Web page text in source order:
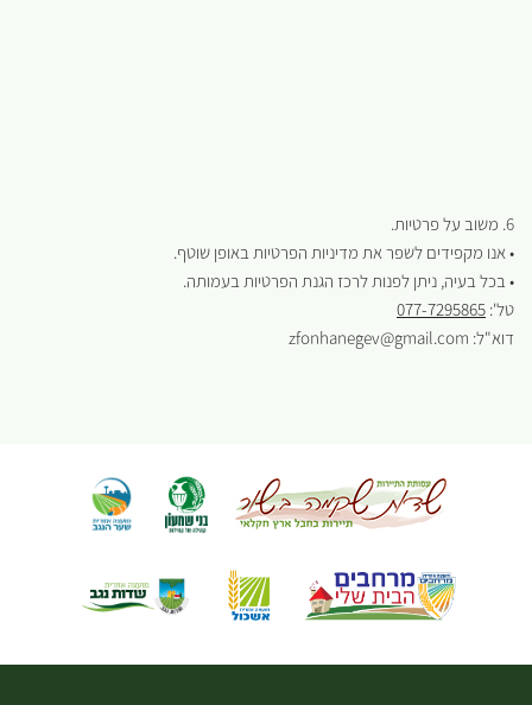
6. משוב על פרטיות.
• אנו מקפידים לשפר את מדיניות הפרטיות באופן שוטף.
• בכל בעיה, ניתן לפנות לרכז הגנת הפרטיות בעמותה.
טל': 077-7295865
דוא"ל: zfonhanegev@gmail.com